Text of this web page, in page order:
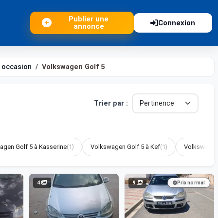
Publier une
annonce
Connexion
Volkswagen Golf 5
Trier par :
Golf 5 à Kasserine(1) Volkswagen Golf 5 à Kef(1)
4 9 Prix normal